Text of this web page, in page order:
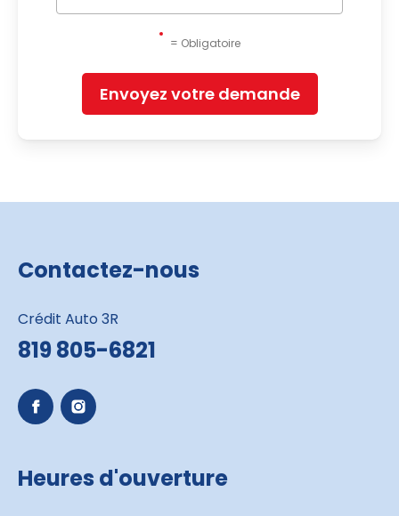
= Obligatoire
Envoyez votre demande
Contactez-nous
Crédit Auto 3R
819 805-6821
Heures d'ouverture